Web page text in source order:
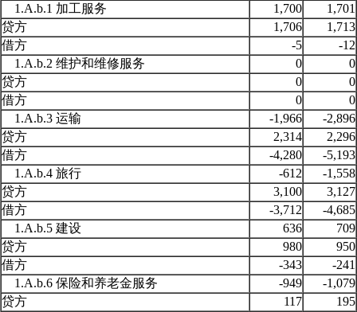
1.A.b.1 加工服务
1,700
1,701
贷方
1,706
1,713
借方
-5
-12
1.A.b.2 维护和维修服务
0
0
贷方
0
0
借方
0
0
1.A.b.3 运输
-1,966
-2,896
贷方
2,314
2,296
借方
-4,280
-5,193
1.A.b.4 旅行
-612
-1,558
贷方
3,100
3,127
借方
-3,712
-4,685
1.A.b.5 建设
636
709
贷方
980
950
借方
-343
-241
1.A.b.6 保险和养老金服务
-949
-1,079
贷方
117
195